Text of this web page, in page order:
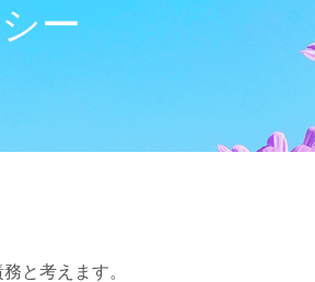
ー
と考えます。